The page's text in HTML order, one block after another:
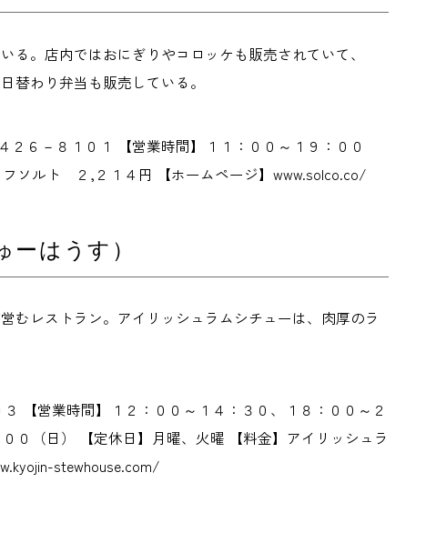
。店内ではおにぎりやコロッケも販売されていて、
替わり弁当も販売している。
６－８１０１ 【営業時間】１１：００～１９：００
ソルト ２,２１４円 【ホームページ】www.solco.co/
はうす）
むレストラン。アイリッシュラムシチューは、肉厚のラ
【営業時間】１２：００～１４：３０、１８：００～２
０（日） 【定休日】月曜、火曜 【料金】アイリッシュラ
stewhouse.com/